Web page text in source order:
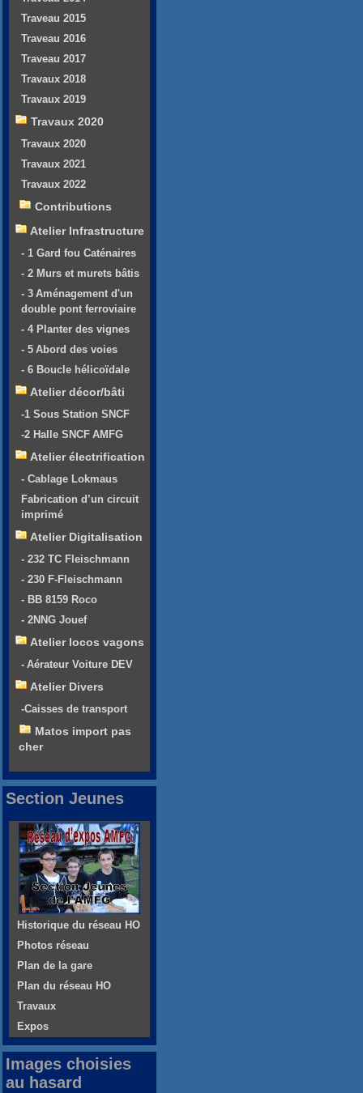
Traveau 2015
Traveau 2016
Traveau 2017
Travaux 2018
Travaux 2019
Travaux 2020
Travaux 2020
Travaux 2021
Travaux 2022
Contributions
Atelier Infrastructure
- 1 Gard fou Caténaires
- 2 Murs et murets bâtis
- 3 Aménagement d'un
double pont ferroviaire
- 4 Planter des vignes
- 5 Abord des voies
- 6 Boucle hélicoïdale
Atelier décor/bâti
-1 Sous Station SNCF
-2 Halle SNCF AMFG
Atelier électrification
- Cablage Lokmaus
Fabrication d’un circuit
imprimé
Atelier Digitalisation
- 232 TC Fleischmann
- 230 F-Fleischmann
- BB 8159 Roco
- 2NNG Jouef
Atelier locos vagons
- Aérateur Voiture DEV
Atelier Divers
-Caisses de transport
Matos import pas
cher
Section Jeunes
Historique du réseau HO
Photos réseau
Plan de la gare
Plan du réseau HO
Travaux
Expos
Images choisies
au hasard